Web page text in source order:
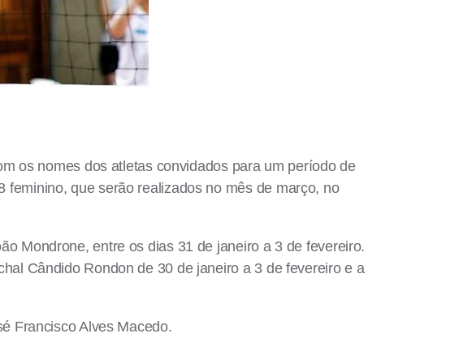
os nomes dos atletas convidados para um período de
que serão realizados no mês de março, no
Mondrone, entre os dias 31 de janeiro a 3 de fevereiro.
Cândido Rondon de 30 de janeiro a 3 de fevereiro e a
Francisco Alves Macedo.